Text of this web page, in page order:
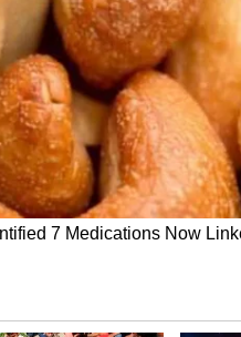
ఛైర్ ప‌ర్స‌న్ గా
కూట‌మే ద‌క్కించుకుంది.
ఎన్నికయ్యారు. వైకాపా
మున్సిపాలిటీని
జ‌రిగింది.
మేయర్లుగా పప్పు